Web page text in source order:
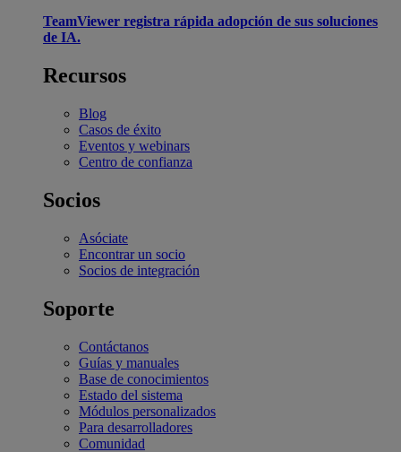
TeamViewer registra rápida adopción de sus soluciones
de IA.
Recursos
Blog
Casos de éxito
Eventos y webinars
Centro de confianza
Socios
Asóciate
Encontrar un socio
Socios de integración
Soporte
Contáctanos
Guías y manuales
Base de conocimientos
Estado del sistema
Módulos personalizados
Para desarrolladores
Comunidad